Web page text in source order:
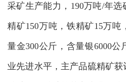
采矿生产能力，190万吨/
精矿150万吨，铁精矿15万吨
量金300公斤，含量银6000公斤。
业先进水平，主产品硫精矿